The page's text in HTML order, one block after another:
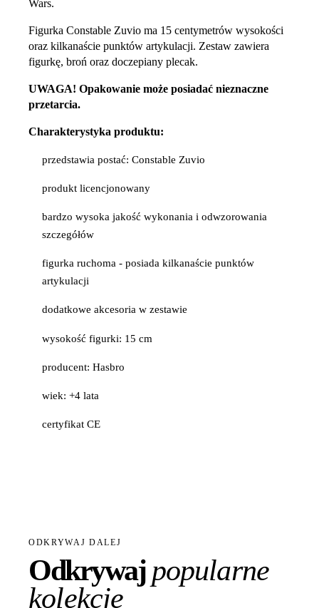
Wars.
Figurka Constable Zuvio ma 15 centymetrów wysokości
oraz kilkanaście punktów artykulacji. Zestaw zawiera
figurkę, broń oraz doczepiany plecak.
UWAGA! Opakowanie może posiadać nieznaczne
przetarcia.
Charakterystyka produktu:
przedstawia postać: Constable Zuvio
produkt licencjonowany
bardzo wysoka jakość wykonania i odwzorowania
szczegółów
figurka ruchoma - posiada kilkanaście punktów
artykulacji
dodatkowe akcesoria w zestawie
wysokość figurki: 15 cm
producent: Hasbro
wiek: +4 lata
certyfikat CE
ODKRYWAJ DALEJ
Odkrywajpopularne
kolekcje